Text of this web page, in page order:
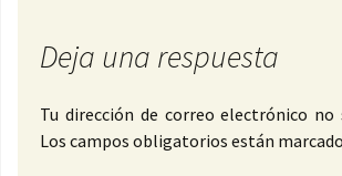
Deja una respuesta
Tu dirección de correo electrónico no
Los campos obligatorios están